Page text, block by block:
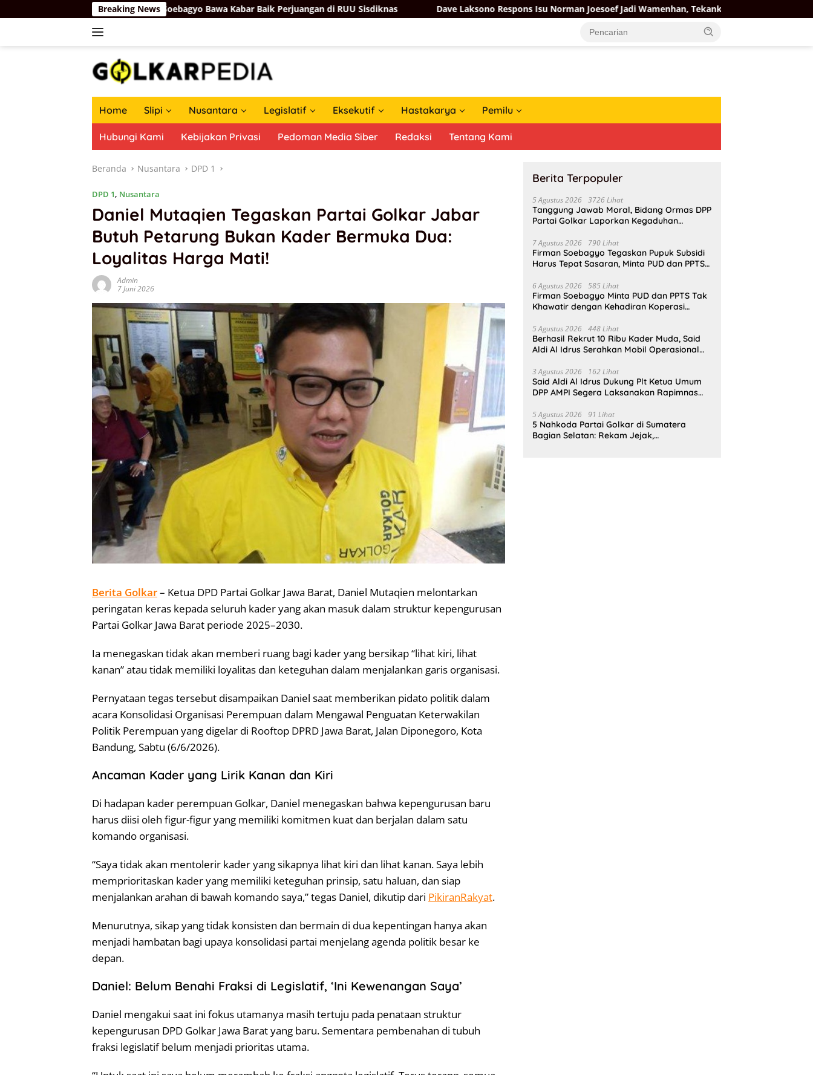
ke
Breaking News
Pati Pecah, Firman Soebagyo Bawa Kabar Baik Perjuangan di RUU Sisdiknas Dave Laksono Respons Isu Norman Joesoef Jadi Wamenhan, Tekankan Penguatan Pertahanan Nasional
Home Slipi Nusantara Legislatif Eksekutif Hastakarya Pemilu
Hubungi Kami Kebijakan Privasi Pedoman Media Siber Redaksi Tentang Kami
Beranda Nusantara DPD 1
DPD 1, Nusantara
Daniel Mutaqien Tegaskan Partai Golkar Jabar
Butuh Petarung Bukan Kader Bermuka Dua:
Loyalitas Harga Mati!
Admin
7 Juni 2026
Berita Golkar– Ketua DPD Partai Golkar Jawa Barat, Daniel Mutaqien melontarkan
peringatan keras kepada seluruh kader yang akan masuk dalam struktur kepengurusan
Partai Golkar Jawa Barat periode 2025–2030.
Ia menegaskan tidak akan memberi ruang bagi kader yang bersikap “lihat kiri, lihat
kanan” atau tidak memiliki loyalitas dan keteguhan dalam menjalankan garis organisasi.
Pernyataan tegas tersebut disampaikan Daniel saat memberikan pidato politik dalam
acara Konsolidasi Organisasi Perempuan dalam Mengawal Penguatan Keterwakilan
Politik Perempuan yang digelar di Rooftop DPRD Jawa Barat, Jalan Diponegoro, Kota
Bandung, Sabtu (6/6/2026).
Ancaman Kader yang Lirik Kanan dan Kiri
Di hadapan kader perempuan Golkar, Daniel menegaskan bahwa kepengurusan baru
harus diisi oleh figur-figur yang memiliki komitmen kuat dan berjalan dalam satu
komando organisasi.
“Saya tidak akan mentolerir kader yang sikapnya lihat kiri dan lihat kanan. Saya lebih
memprioritaskan kader yang memiliki keteguhan prinsip, satu haluan, dan siap
menjalankan arahan di bawah komando saya,” tegas Daniel, dikutip dari PikiranRakyat.
Menurutnya, sikap yang tidak konsisten dan bermain di dua kepentingan hanya akan
menjadi hambatan bagi upaya konsolidasi partai menjelang agenda politik besar ke
depan.
Daniel: Belum Benahi Fraksi di Legislatif, ‘Ini Kewenangan Saya’
Daniel mengakui saat ini fokus utamanya masih tertuju pada penataan struktur
kepengurusan DPD Golkar Jawa Barat yang baru. Sementara pembenahan di tubuh
fraksi legislatif belum menjadi prioritas utama.
Berita Terpopuler
5 Agustus 2026 3726 Lihat
Tanggung Jawab Moral, Bidang Ormas DPP
Partai Golkar Laporkan Kegaduhan
7 Agustus 2026 790 Lihat
Firman Soebagyo Tegaskan Pupuk Subsidi
Harus Tepat Sasaran, Minta PUD dan PPTS
6 Agustus 2026 585 Lihat
Firman Soebagyo Minta PUD dan PPTS Tak
Khawatir dengan Kehadiran Koperasi
5 Agustus 2026 448 Lihat
Berhasil Rekrut 10 Ribu Kader Muda, Said
Aldi Al Idrus Serahkan Mobil Operasional
3 Agustus 2026 162 Lihat
Said Aldi Al Idrus Dukung Plt Ketua Umum
DPP AMPI Segera Laksanakan Rapimnas
5 Agustus 2026 91 Lihat
5 Nahkoda Partai Golkar di Sumatera
Bagian Selatan: Rekam Jejak,